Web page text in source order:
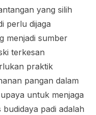
yang silih
perlu dijaga
menjadi sumber
terkesan
praktik
pangan dalam
untuk menjaga
padi adalah